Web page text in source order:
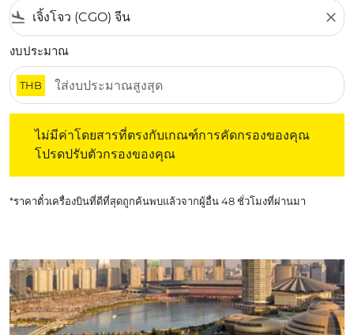
flight_land close
งบประมาณ
THB
ไม่มีค่าโดยสารที่ตรงกับเกณฑ์การคัดกรองของคุณ
โปรดปรับตัวกรองของคุณ
*ราคาตั๋วเครื่องบินที่ดีที่สุดถูกค้นพบแล้วจากผู้อื่น 48 ชั่วโมงที่ผ่านมา